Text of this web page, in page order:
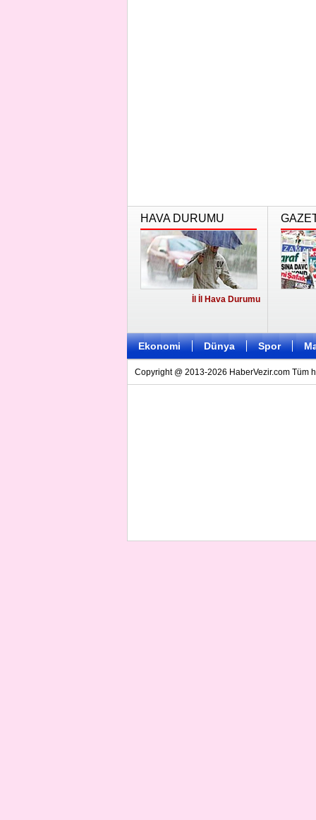
HAVA DURUMU
İl İl Hava Durumu
Ekonomi Dünya Spor
Copyright @ 2013-2026 HaberVezir.com Tüm